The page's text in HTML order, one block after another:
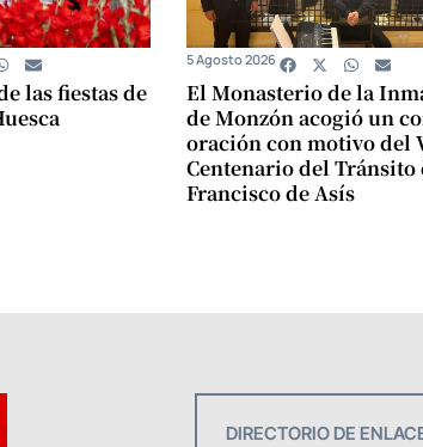
las fiestas de
El Monasterio de la
de Monzón acogió un
oración con motivo del
Centenario del Tránsito
Francisco de Asís
5 Agosto 2026
DIRECTORIO DE